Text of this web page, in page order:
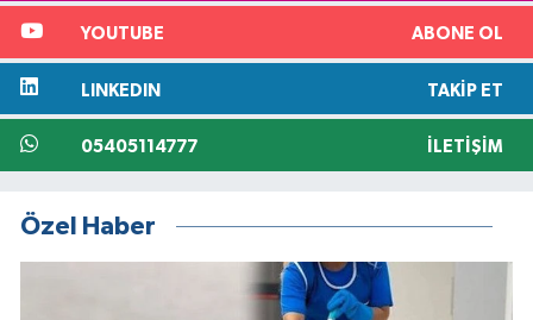
YOUTUBE ABONE OL
LINKEDIN TAKIP ET
05405114777 İLETIŞIM
Özel Haber